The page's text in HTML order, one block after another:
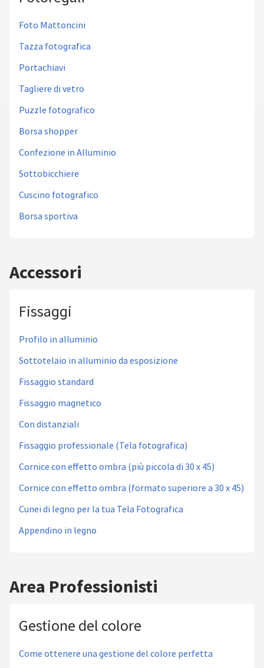
Foto Mattoncini
Tazza fotografica
Portachiavi
Tagliere di vetro
Puzzle fotografico
Borsa shopper
Confezione in Alluminio
Sottobicchiere
Cuscino fotografico
Borsa sportiva
Accessori
Fissaggi
Profilo in alluminio
Sottotelaio in alluminio da esposizione
Fissaggio standard
Fissaggio magnetico
Con distanziali
Fissaggio professionale (Tela fotografica)
Cornice con effetto ombra (più piccola di 30 x 45)
Cornice con effetto ombra (formato superiore a 30 x 45)
Cunei di legno per la tua Tela Fotografica
Appendino in legno
Area Professionisti
Gestione del colore
Come ottenere una gestione del colore perfetta